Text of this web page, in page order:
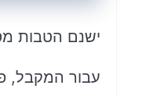
ישנם הטבות
עבור המקבל,